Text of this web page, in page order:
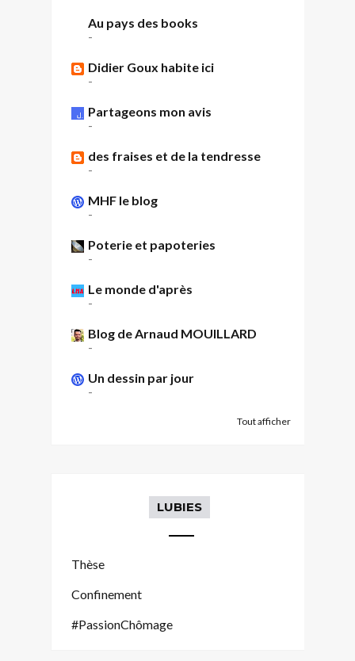
Au pays des books
-
Didier Goux habite ici
-
Partageons mon avis
-
des fraises et de la tendresse
-
MHF le blog
-
Poterie et papoteries
-
Le monde d'après
-
Blog de Arnaud MOUILLARD
-
Un dessin par jour
-
Tout afficher
LUBIES
Thèse
Confinement
#PassionChômage